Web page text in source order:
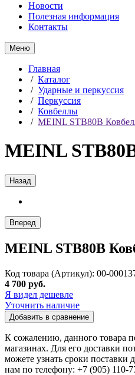
Новости
Полезная информация
Контакты
Меню
Главная
/ Каталог
/ Ударные и перкуссия
/ Перкуссия
/ Ковбеллы
/ MEINL STB80B
MEINL
Назад
Вперед
MEINL STB80B
Код товара (Артикул): 00-
4 700 руб.
Я видел дешевле
Уточнить наличие
Добавить в сравнение
К сожалению, данного товара
магазинах. Для его доставки
можете узнать сроки поставки
нам по телефону: +7 (905) 110-